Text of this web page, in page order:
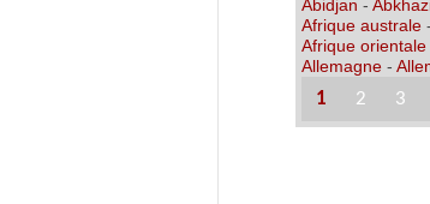
Abidjan -
Afrique australe-
Afrique orientale
Allemagne -
1 2 3